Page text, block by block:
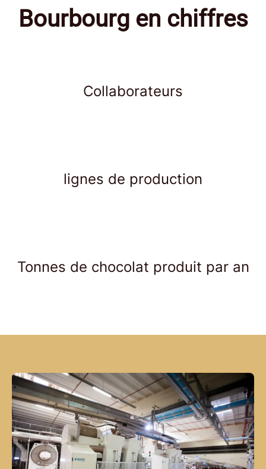
Bourbourg en chiffres
Collaborateurs
lignes de production
Tonnes de chocolat produit par an